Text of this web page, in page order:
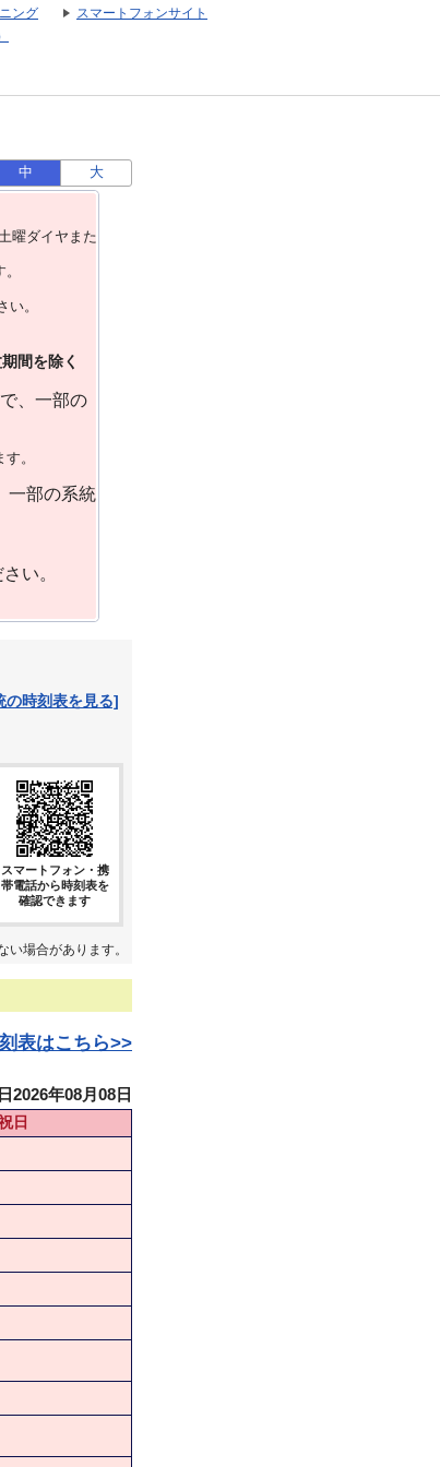
ング
スマートフォンサイト
中 大
曜ダイヤまた
い。
間を除く
、一部の
。
一部の系統
い。
の時刻表を見る]
スマートフォン・携
帯電話から時刻表を
確認できます
場合があります。
表はこちら>>
2026年08月08日
日